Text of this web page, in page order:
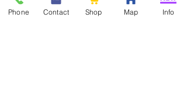
う」を添えることは多様性のある国際社会を
目指す上で必要なことと考え「Tac!Call」と
Phone Contact Shop Map Info